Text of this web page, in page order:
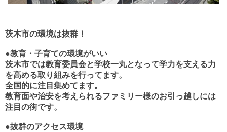
茨木市の環境は抜群！
●教育・子育ての環境がいい
茨木市では教育委員会と学校一丸となって学力を支える力
を高める取り組みを行ってます。
全国的に注目集めてます。
教育面や治安を考えられるファミリー様のお引っ越しには
注目の街です。
●抜群のアクセス環境